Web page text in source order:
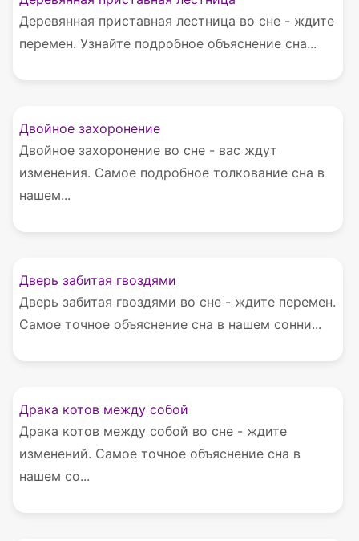
Деревянная приставная лестница во сне - ждите
перемен. Узнайте подробное объяснение сна...
Двойное захоронение
Двойное захоронение во сне - вас ждут
изменения. Самое подробное толкование сна в
нашем...
Дверь забитая гвоздями
Дверь забитая гвоздями во сне - ждите перемен.
Самое точное объяснение сна в нашем сонни...
Драка котов между собой
Драка котов между собой во сне - ждите
изменений. Самое точное объяснение сна в
нашем со...